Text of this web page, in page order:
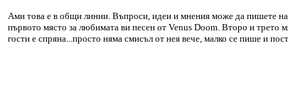
Ами това е в общи линии. Въпроси, идеи и мнения може да пишете на
първото място за любимата ви песен от Venus Doom. Второ и трето
гости е спряна...просто няма смисъл от нея вече, малко се пише и